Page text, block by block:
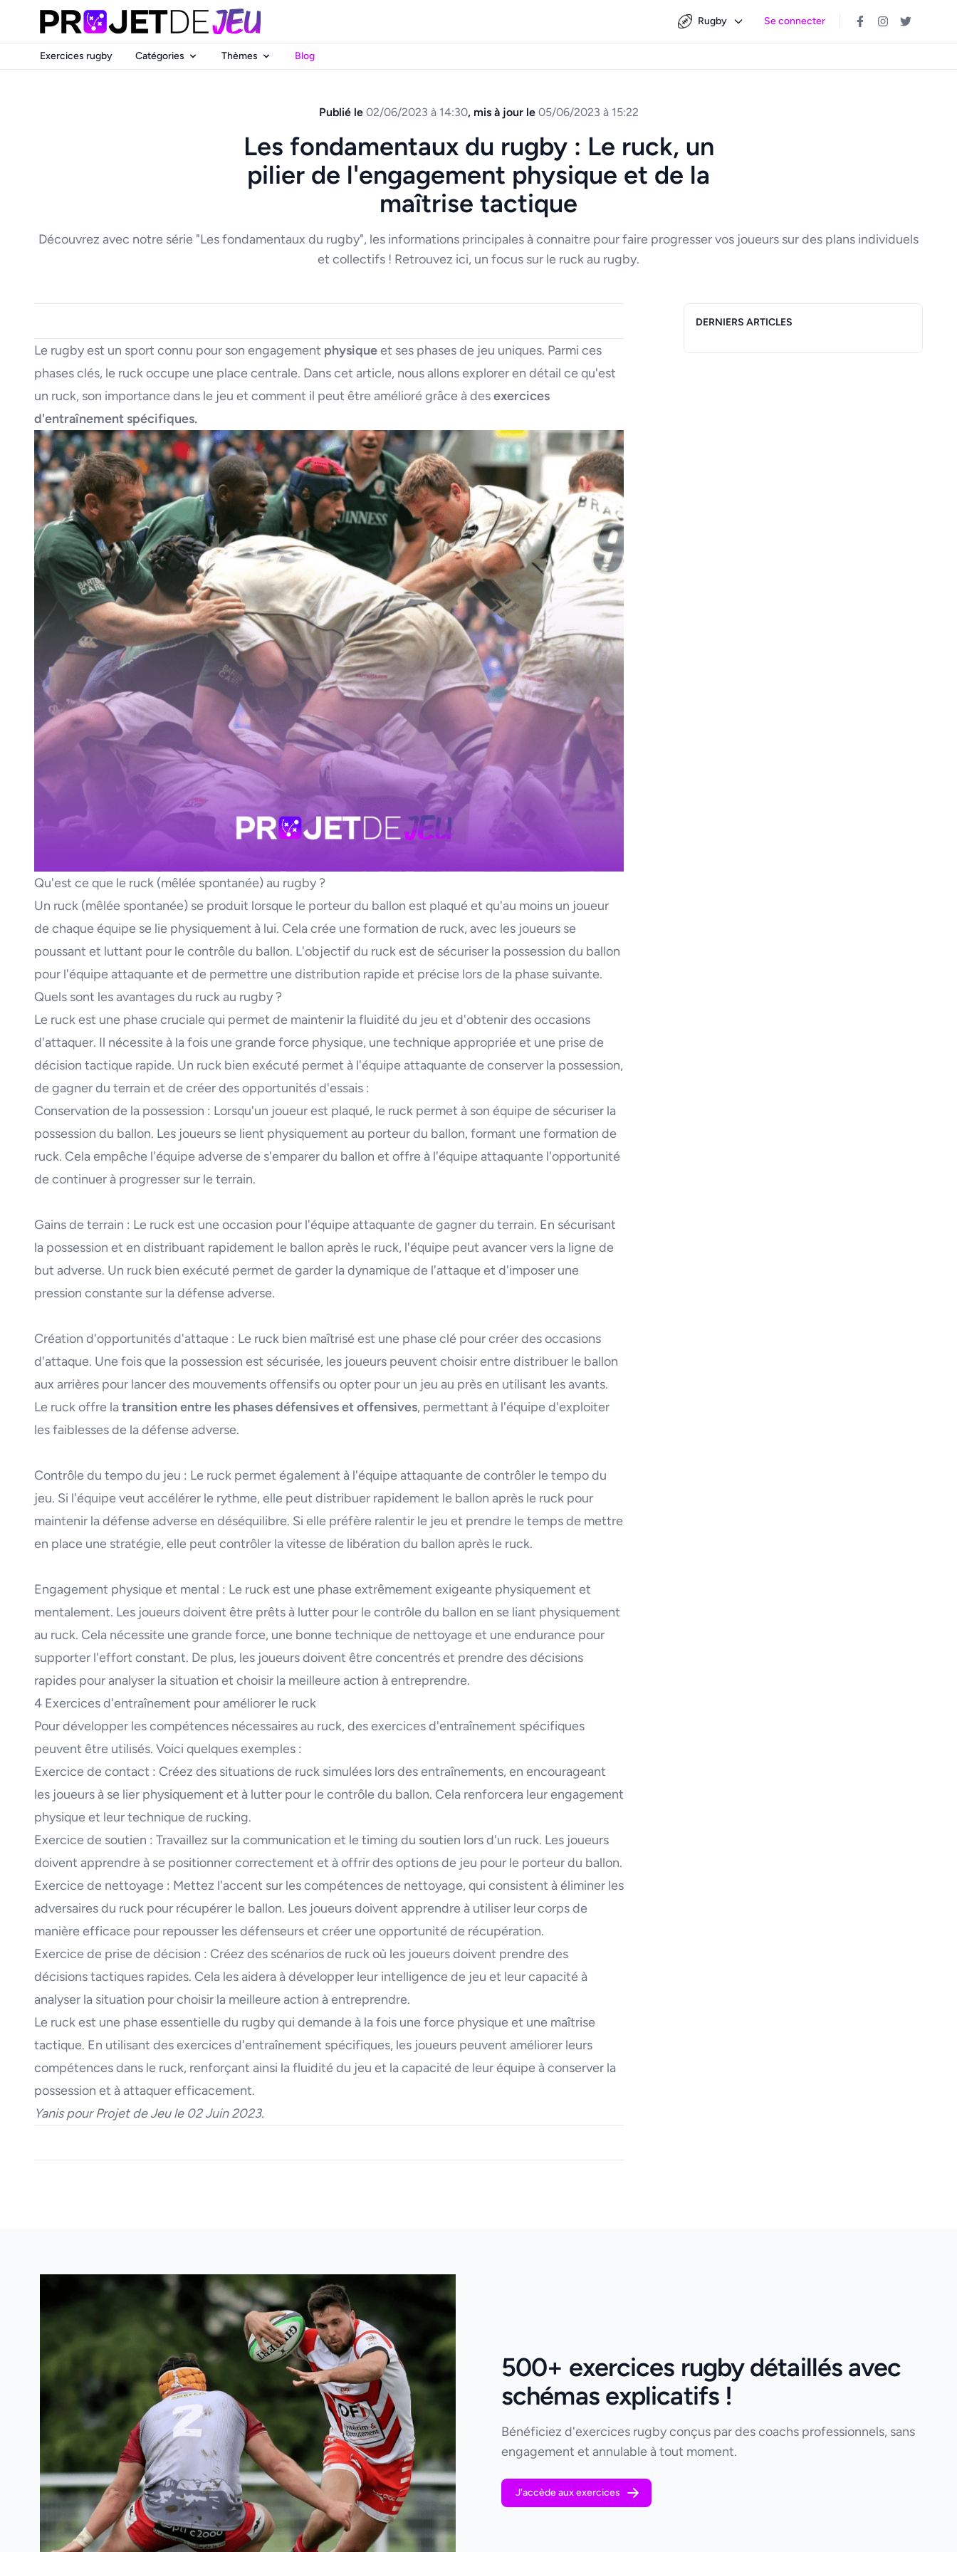
Rugby Se connecter
Exercices rugby Catégories Thèmes Blog
Publié le 02/06/2023 à 14:30, mis à jour le 05/06/2023 à 15:22
Les fondamentaux du rugby : Le ruck, un
pilier de l'engagement physique et de la
maîtrise tactique
Découvrez avec notre série "Les fondamentaux du rugby", les informations principales à connaitre pour faire progresser vos joueurs sur des plans individuels
et collectifs ! Retrouvez ici, un focus sur le ruck au rugby.
Le rugby est un sport connu pour son engagement physiqueet ses phases de jeu uniques. Parmi ces
phases clés, le ruck occupe une place centrale. Dans cet article, nous allons explorer en détail ce qu'est
un ruck, son importance dans le jeu et comment il peut être amélioré grâce à desexercices
d'entraînement spécifiques.
Qu'est ce que le ruck (mêlée spontanée) au rugby ?
Un ruck (mêlée spontanée) se produit lorsque le porteur du ballon est plaqué et qu'au moins un joueur
de chaque équipe se lie physiquement à lui. Cela crée une formation de ruck, avec les joueurs se
poussant et luttant pour le contrôle du ballon. L'objectif du ruck est de sécuriser la possession du ballon
pour l'équipe attaquante et de permettre une distribution rapide et précise lors de la phase suivante.
Quels sont les avantages du ruck au rugby ?
Le ruck est une phase cruciale qui permet de maintenir la fluidité du jeu et d'obtenir des occasions
d'attaquer. Il nécessite à la fois une grande force physique, une technique appropriée et une prise de
décision tactique rapide. Un ruck bien exécuté permet à l'équipe attaquante de conserver la possession,
de gagner du terrain et de créer des opportunités d'essais :
Conservation de la possession : Lorsqu'un joueur est plaqué, le ruck permet à son équipe de sécuriser la
possession du ballon. Les joueurs se lient physiquement au porteur du ballon, formant une formation de
ruck. Cela empêche l'équipe adverse de s'emparer du ballon et offre à l'équipe attaquante l'opportunité
de continuer à progresser sur le terrain.
Gains de terrain : Le ruck est une occasion pour l'équipe attaquante de gagner du terrain. En sécurisant
la possession et en distribuant rapidement le ballon après le ruck, l'équipe peut avancer vers la ligne de
but adverse. Un ruck bien exécuté permet de garder la dynamique de l'attaque et d'imposer une
pression constante sur la défense adverse.
Création d'opportunités d'attaque : Le ruck bien maîtrisé est une phase clé pour créer des occasions
d'attaque. Une fois que la possession est sécurisée, les joueurs peuvent choisir entre distribuer le ballon
aux arrières pour lancer des mouvements offensifs ou opter pour un jeu au près en utilisant les avants.
Le ruck offre la transition entre les phases défensives et offensives, permettant à l'équipe d'exploiter
les faiblesses de la défense adverse.
Contrôle du tempo du jeu : Le ruck permet également à l'équipe attaquante de contrôler le tempo du
jeu. Si l'équipe veut accélérer le rythme, elle peut distribuer rapidement le ballon après le ruck pour
maintenir la défense adverse en déséquilibre. Si elle préfère ralentir le jeu et prendre le temps de mettre
en place une stratégie, elle peut contrôler la vitesse de libération du ballon après le ruck.
Engagement physique et mental : Le ruck est une phase extrêmement exigeante physiquement et
mentalement. Les joueurs doivent être prêts à lutter pour le contrôle du ballon en se liant physiquement
au ruck. Cela nécessite une grande force, une bonne technique de nettoyage et une endurance pour
supporter l'effort constant. De plus, les joueurs doivent être concentrés et prendre des décisions
rapides pour analyser la situation et choisir la meilleure action à entreprendre.
4 Exercices d'entraînement pour améliorer le ruck
Pour développer les compétences nécessaires au ruck, des exercices d'entraînement spécifiques
peuvent être utilisés. Voici quelques exemples :
Exercice de contact : Créez des situations de ruck simulées lors des entraînements, en encourageant
les joueurs à se lier physiquement et à lutter pour le contrôle du ballon. Cela renforcera leur engagement
physique et leur technique de rucking.
Exercice de soutien : Travaillez sur la communication et le timing du soutien lors d'un ruck. Les joueurs
doivent apprendre à se positionner correctement et à offrir des options de jeu pour le porteur du ballon.
Exercice de nettoyage : Mettez l'accent sur les compétences de nettoyage, qui consistent à éliminer les
adversaires du ruck pour récupérer le ballon. Les joueurs doivent apprendre à utiliser leur corps de
manière efficace pour repousser les défenseurs et créer une opportunité de récupération.
Exercice de prise de décision : Créez des scénarios de ruck où les joueurs doivent prendre des
décisions tactiques rapides. Cela les aidera à développer leur intelligence de jeu et leur capacité à
analyser la situation pour choisir la meilleure action à entreprendre.
Le ruck est une phase essentielle du rugby qui demande à la fois une force physique et une maîtrise
tactique. En utilisant des exercices d'entraînement spécifiques, les joueurs peuvent améliorer leurs
compétences dans le ruck, renforçant ainsi la fluidité du jeu et la capacité de leur équipe à conserver la
possession et à attaquer efficacement.
Yanis pour Projet de Jeu le 02 Juin 2023.
Panneau latéral
DERNIERS ARTICLES
500+ exercices rugby détaillés avec
schémas explicatifs !
Bénéficiez d'exercices rugby conçus par des coachs professionnels, sans
engagement et annulable à tout moment.
J'accède aux exercices